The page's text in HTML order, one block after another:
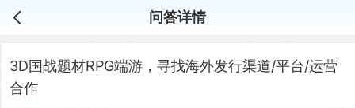
问答详情
3D国战题材RPG端游，寻找海外发行渠道/平台/运营
合作